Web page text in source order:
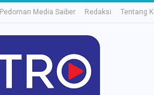
Pedoman Media Saiber Redaksi Tentang